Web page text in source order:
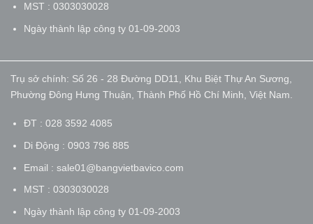
MST : 0303030028
Ngày thành lập công ty 01-09-2003
Trụ sở chính: Số 26 - 28 Đường DD11, Khu Biệt Thự An Sương,
Phường Đông Hưng Thuận, Thành Phố Hồ Chí Minh, Việt Nam.
ĐT : 028 3592 4085
Di Động : 0903 796 885
Email : sale01@bangvietbavico.com
MST : 0303030028
Ngày thành lập công ty 01-09-2003